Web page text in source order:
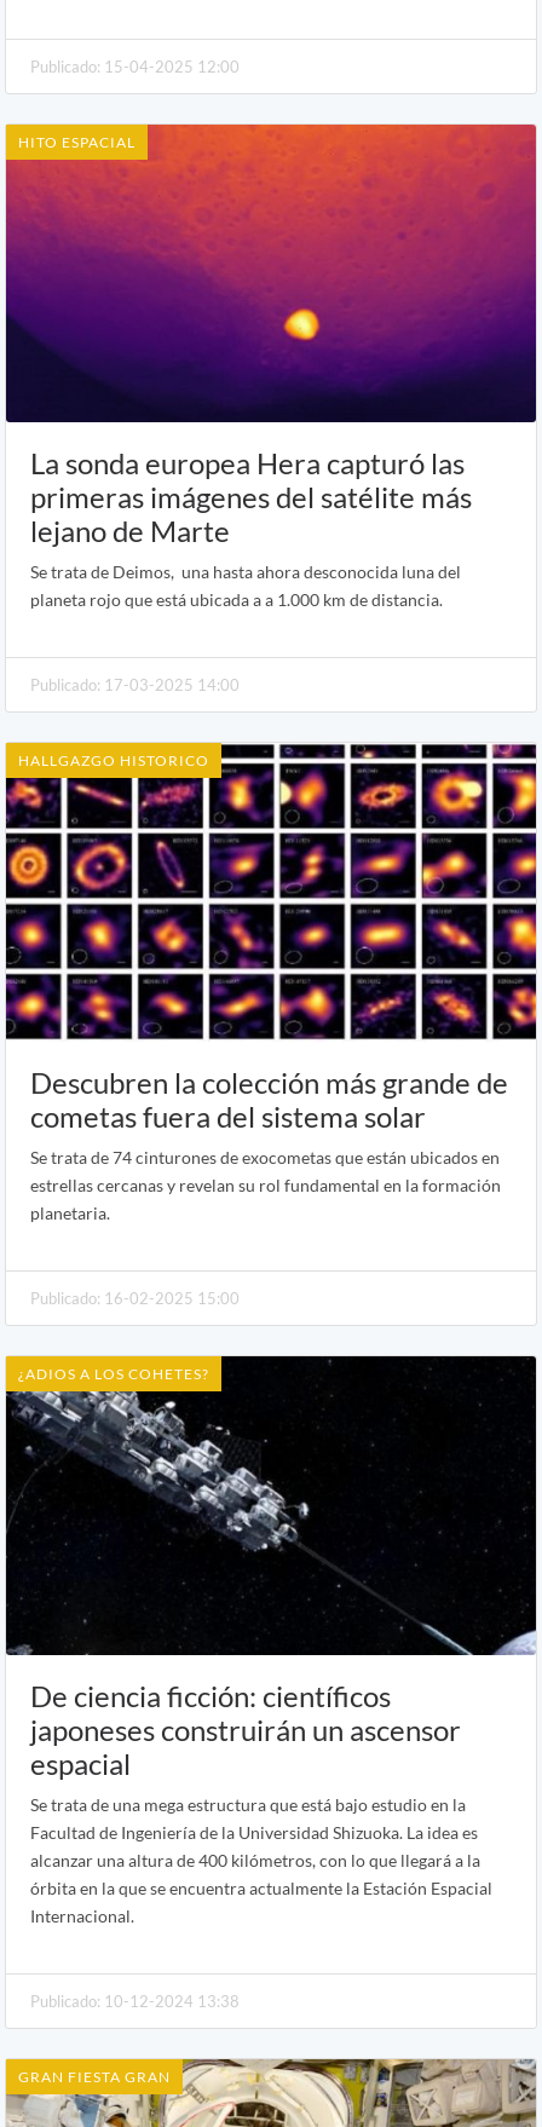
Publicado: 15-04-2025 12:00
HITO ESPACIAL
La sonda europea Hera capturó las
primeras imágenes del satélite más
lejano de Marte
Se trata de Deimos, una hasta ahora desconocida luna del
planeta rojo que está ubicada a a 1.000 km de distancia.
Publicado: 17-03-2025 14:00
HALLGAZGO HISTORICO
Descubren la colección más grande de
cometas fuera del sistema solar
Se trata de 74 cinturones de exocometas que están ubicados en
estrellas cercanas y revelan su rol fundamental en la formación
planetaria.
Publicado: 16-02-2025 15:00
¿ADIOS A LOS COHETES?
De ciencia ficción: científicos
japoneses construirán un ascensor
espacial
Se trata de una mega estructura que está bajo estudio en la
Facultad de Ingeniería de la Universidad Shizuoka. La idea es
alcanzar una altura de 400 kilómetros, con lo que llegará a la
órbita en la que se encuentra actualmente la Estación Espacial
Internacional.
Publicado: 10-12-2024 13:38
GRAN FIESTA GRAN